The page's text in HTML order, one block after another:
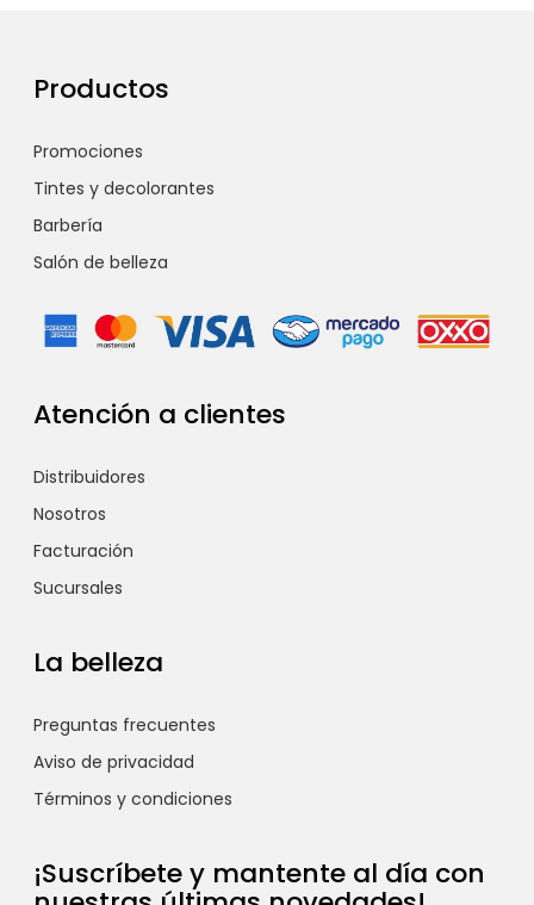
Productos
Promociones
Tintes y decolorantes
Barbería
Salón de belleza
Atención a clientes
Distribuidores
Nosotros
Facturación
Sucursales
La belleza
Preguntas frecuentes
Aviso de privacidad
Términos y condiciones
¡Suscríbete y mantente al día con